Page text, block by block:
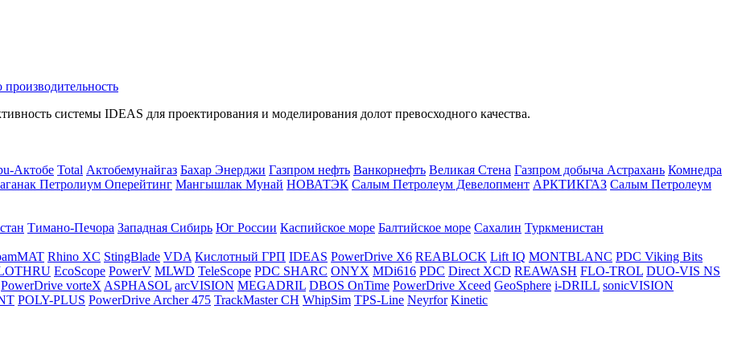
системы IDEAS для проектирования и моделирования долот превосходного качества.
Актобе Total Актобемунайгаз Бахар Энерджи Газпром нефть Ванкорнефть Великая Стена Газпром добыча Астрахань Комнедра
Петролиум Оперейтинг Мангышлак Мунай НОВАТЭК Салым Петролеум Девелопмент АРКТИКГАЗ Салым Петролеум
Тимано-Печора Западная Сибирь Юг России Каспийское море Балтийское море Сахалин Туркменистан
Rhino XC StingBlade VDA Кислотный ГРП IDEAS PowerDrive X6 REABLOCK Lift IQ MONTBLANC PDC Viking Bits
EcoScope PowerV MLWD TeleScope PDC SHARC ONYX MDi616 PDC Direct XCD REAWASH FLO-TROL DUO-VIS NS
PowerDrive vorteX ASPHASOL arcVISION MEGADRIL DBOS OnTime PowerDrive Xceed GeoSphere i-DRILL sonicVISION
POLY-PLUS PowerDrive Archer 475 TrackMaster CH WhipSim TPS-Line Neyrfor Kinetic